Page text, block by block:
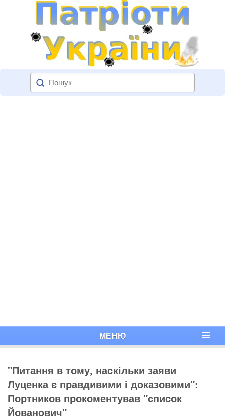
МЕНЮ
"Питання в тому, наскільки заяви
Луценка є правдивими і доказовими":
Портников прокоментував "список
Йованович"